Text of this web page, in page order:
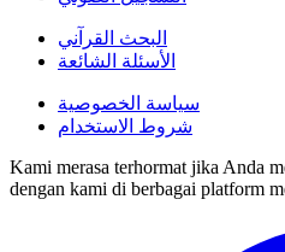
البحث القرآني
الأسئلة الشائعة
سياسة الخصوصية
شروط الاستخدام
Kami merasa terhormat jika Anda
dengan kami di berbagai platform